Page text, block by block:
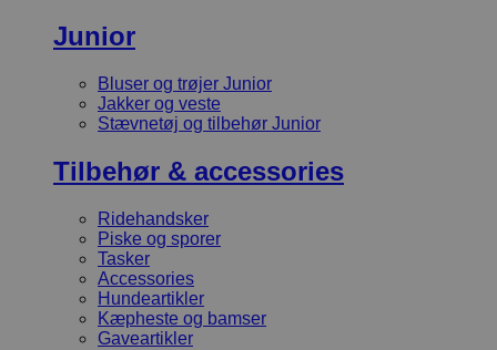
Junior
Bluser og trøjer Junior
Jakker og veste
Stævnetøj og tilbehør Junior
Tilbehør & accessories
Ridehandsker
Piske og sporer
Tasker
Accessories
Hundeartikler
Kæpheste og bamser
Gaveartikler